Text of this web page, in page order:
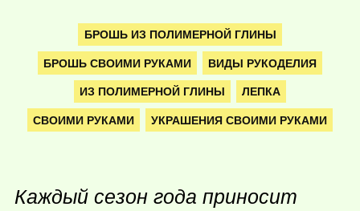
БРОШЬ ИЗ ПОЛИМЕРНОЙ ГЛИНЫ
БРОШЬ СВОИМИ РУКАМИ ВИДЫ РУКОДЕЛИЯ
ИЗ ПОЛИМЕРНОЙ ГЛИНЫ ЛЕПКА
СВОИМИ РУКАМИ УКРАШЕНИЯ СВОИМИ РУКАМИ
Каждый сезон года приносит